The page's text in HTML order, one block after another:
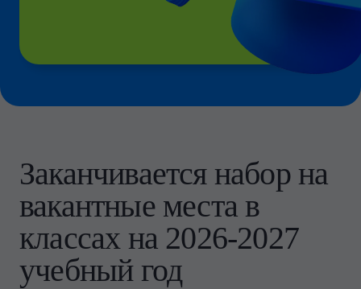
Заканчивается набор на
вакантные места в
классах на 2026-2027
учебный год